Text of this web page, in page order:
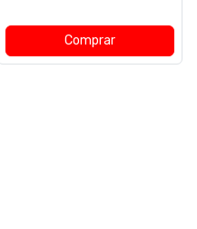
Comprar